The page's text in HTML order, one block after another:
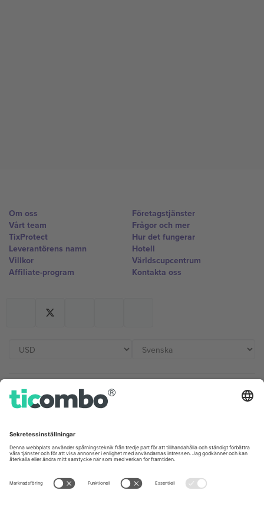
Om oss
Vårt team
TixProtect
Leverantörens namn
Villkor
Affiliate-program
Företagstjänster
Frågor och mer
Hur det fungerar
Hotell
Världscupcentrum
Kontakta oss
Kontor och support
Unter den Linden 24, 10117
Berlin, Germany
London, EC1V 1AW, United
Kingdom
United States
Switzerland